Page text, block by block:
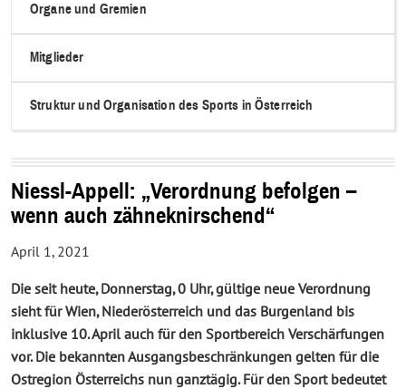
Organe und Gremien
Mitglieder
Struktur und Organisation des Sports in Österreich
Niessl-Appell: „Verordnung befolgen –
wenn auch zähneknirschend“
April 1, 2021
Die seit heute, Donnerstag, 0 Uhr, gültige neue Verordnung
sieht für Wien, Niederösterreich und das Burgenland bis
inklusive 10. April auch für den Sportbereich Verschärfungen
vor. Die bekannten Ausgangsbeschränkungen gelten für die
Ostregion Österreichs nun ganztägig. Für den Sport bedeutet